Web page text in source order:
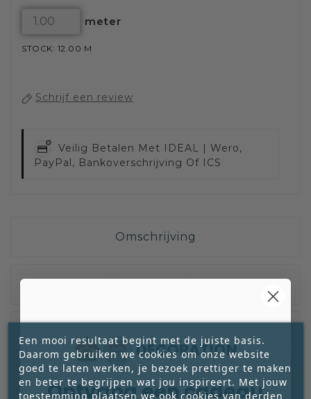
meter
STOCK: 12.00 M
Schrijf een review
Veilig Betalen Met IDEAL | Wero,
PayPal, Bankoverschrijving Of ICS
Omschrijving
Een mooi resultaat begint met de juiste basis.
Daarom gebruiken we cookies om onze website
goed te laten werken, je bezoek prettiger te maken
en beter te begrijpen wat jou inspireert. Met jouw
toestemming plaatsen we ook cookies van derden
Ontvang een cadeau